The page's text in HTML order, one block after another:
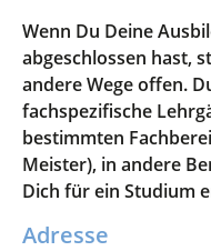
Wenn Du Deine
abgeschlossen hast,
andere Wege offen.
fachspezifische
bestimmten
Meister), in andere
Dich für ein Studium
Adresse